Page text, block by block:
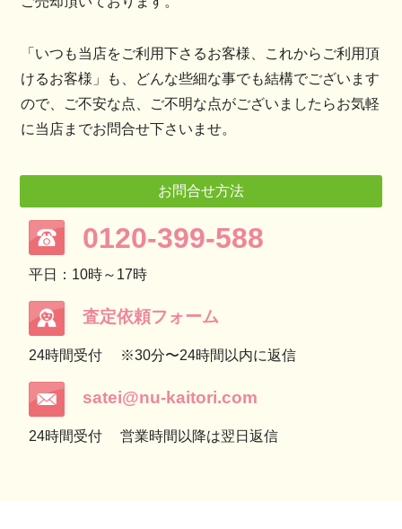
「いつも当店をご利用下さるお客様、これからご利用頂
けるお客様」も、どんな些細な事でも結構でございます
ので、ご不安な点、ご不明な点がございましたらお気軽
に当店までお問合せ下さいませ。
お問合せ方法
0120-399-588
平日：10時～17時
査定依頼フォーム
24時間受付 ※30分〜24時間以内に返信
satei@nu-kaitori.com
24時間受付 営業時間以降は翌日返信